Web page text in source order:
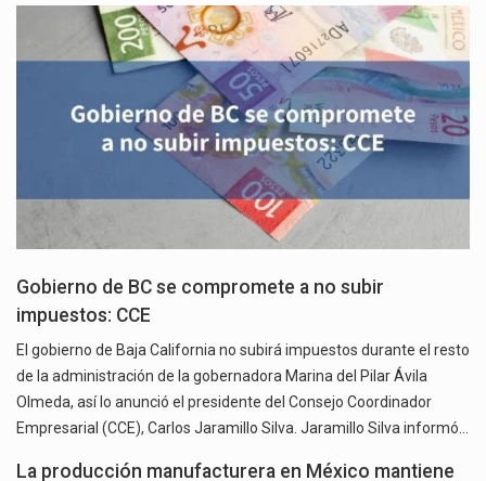
Gobierno de BC se compromete a no subir
impuestos: CCE
El gobierno de Baja California no subirá impuestos durante el resto
de la administración de la gobernadora Marina del Pilar Ávila
Olmeda, así lo anunció el presidente del Consejo Coordinador
Empresarial (CCE), Carlos Jaramillo Silva. Jaramillo Silva informó…
La producción manufacturera en México mantiene